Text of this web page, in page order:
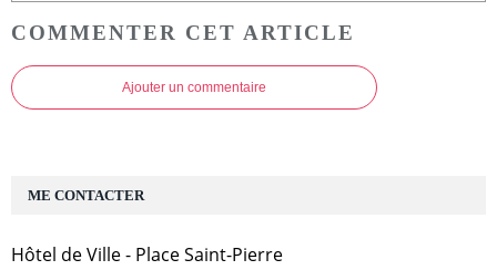
COMMENTER CET ARTICLE
Ajouter un commentaire
ME CONTACTER
Hôtel de Ville - Place Saint-Pierre